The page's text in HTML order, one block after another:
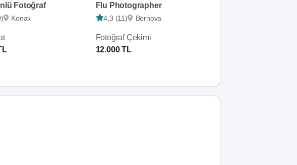
Fotoğraf
Konak
Flu Photographer
4,3 (11) Bornova
Fotoğraf Çekimi
12.000 TL